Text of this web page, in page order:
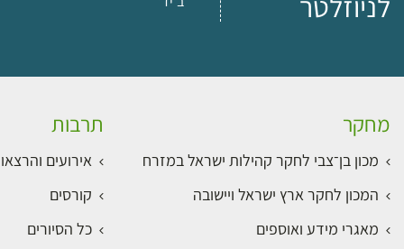
מחקר
מכון בן־צבי לחקר קהילות ישראל במזרח
המכון לחקר ארץ ישראל ויישובה
מאגרי מידע ואוספים
תרבות
אירועים
קורסים
כל הסיורים